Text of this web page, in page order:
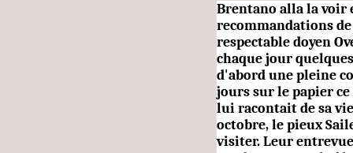
Brentano alla la voir
recomman­dations
respectable doyen
chaque jour
d'abord une pleine
jours sur le papier
lui racontait de sa
octobre, le pieux
visiter. Leur